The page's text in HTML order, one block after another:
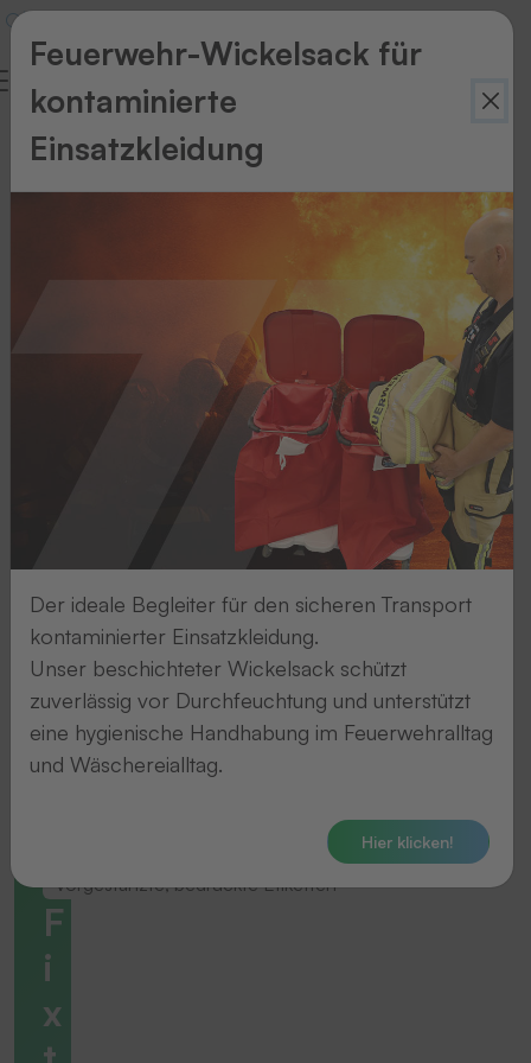
Zurück
Vorgestanzte, bedruckte Etiketten
F
i
x
Feuerwehr-Wickelsack für
kontaminierte
Einsatzkleidung
Der ideale Begleiter für den sicheren Transport
kontaminierter Einsatzkleidung.
Unser beschichteter Wickelsack schützt
zuverlässig vor Durchfeuchtung und unterstützt
eine hygienische Handhabung im Feuerwehralltag
und Wäschereialltag.
Hier klicken!